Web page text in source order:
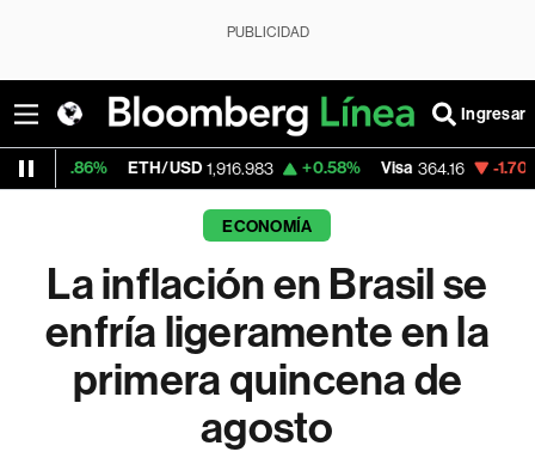
PUBLICIDAD
Ingresar
ETH/USD 1,916.983 +0.58% Visa 364.16 -1.70%
ECONOMÍA
La inflación en Brasil se
enfría ligeramente en la
primera quincena de
agosto